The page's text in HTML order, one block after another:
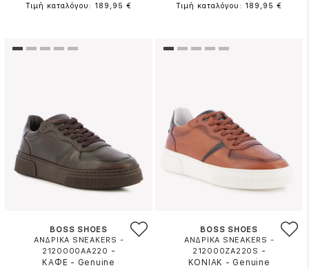
Τιμή καταλόγου: 189,95 € Τιμή καταλόγου: 189,95 €
BOSS SHOES
ΑΝΔΡΙΚΑ SNEAKERS -
2120000AA220 -
ΚΑΦΕ - Genuine
BOSS SHOES
ΑΝΔΡΙΚΑ SNEAKERS -
212000ZA220S -
ΚΟΝΙΑΚ - Genuine